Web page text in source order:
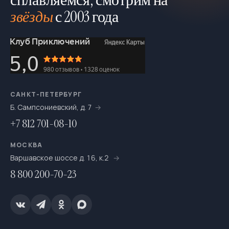
походы! :)
Инструктор про походы:
новые знакомства, новые друзья, организация и
создание уюта и позитивного настроение))
Походы это и хобби и работа для души, в свободное
время от активного отдыха занимаюсь ремонтами
квартир‍
Ваш проводник и организатор в мир водных
походов, всегда с Вами › Константин Wolf
звёздыс 2003 года
САНКТ-ПЕТЕРБУРГ
Б. Сампсониевский, д. 7
+7 812 701-08-10
МОСКВА
Варшавское шоссе д. 16, к.2
8 800 200-70-23